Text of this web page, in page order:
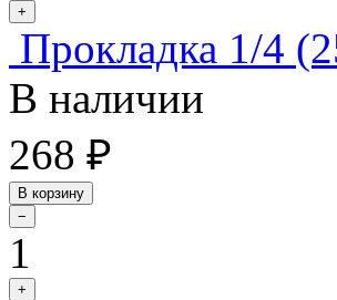
+
Прокладка 1/4
В наличии
268 ₽
В корзину
−
1
+